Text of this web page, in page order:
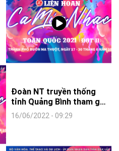
Đoàn NT truyền thống
tỉnh Quảng Bình tham gia
LH CMN toàn quốc
2021(Đợt 2)
16/06/2022 - 09:29